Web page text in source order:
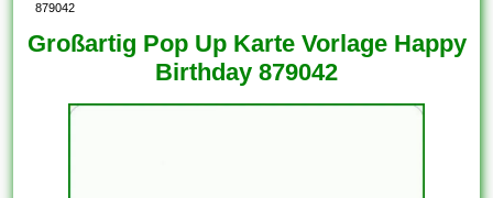
879042
Großartig Pop Up Karte Vorlage Happy
Birthday 879042